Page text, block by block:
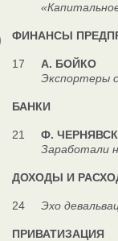
ФИНАНСЫ
17 А. БОЙКО
Экспортеры
БАНКИ
21 Ф.
Заработали на
ДОХОДЫ И
24 Эхо
ПРИВАТИЗАЦИЯ